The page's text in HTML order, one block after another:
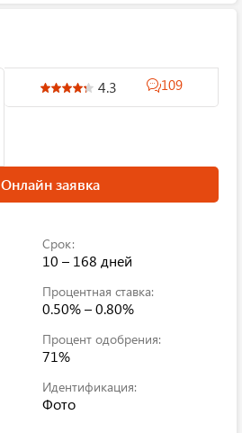
4.3 109
Онлайн заявка
Срок:
10 – 168 дней
Процентная ставка:
0.50% – 0.80%
Процент одобрения:
71%
Идентификация:
Фото